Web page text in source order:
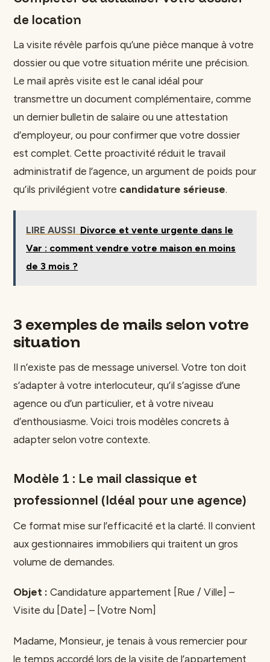
de location
La visite révèle parfois qu’une pièce manque à votre
dossier ou que votre situation mérite une précision.
Le mail après visite est le canal idéal pour
transmettre un document complémentaire, comme
un dernier bulletin de salaire ou une attestation
d’employeur, ou pour confirmer que votre dossier
est complet. Cette proactivité réduit le travail
administratif de l’agence, un argument de poids pour
qu’ils privilégient votre candidature sérieuse.
LIRE AUSSI Divorce et vente urgente dans le
Var : comment vendre votre maison en moins
de 3 mois ?
3 exemples de mails selon votre
situation
Il n’existe pas de message universel. Votre ton doit
s’adapter à votre interlocuteur, qu’il s’agisse d’une
agence ou d’un particulier, et à votre niveau
d’enthousiasme. Voici trois modèles concrets à
adapter selon votre contexte.
Modèle 1 : Le mail classique et
professionnel (Idéal pour une agence)
Ce format mise sur l’efficacité et la clarté. Il convient
aux gestionnaires immobiliers qui traitent un gros
volume de demandes.
Objet : Candidature appartement [Rue / Ville] –
Visite du [Date] – [Votre Nom]
Madame, Monsieur, je tenais à vous remercier pour
le temps accordé lors de la visite de l’appartement